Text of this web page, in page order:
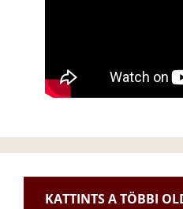
KATTINTS A TÖBBI